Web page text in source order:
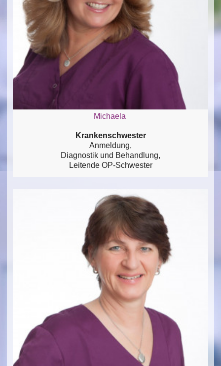
Michaela
Krankenschwester
Anmeldung,
Diagnostik und Behandlung,
Leitende OP-Schwester